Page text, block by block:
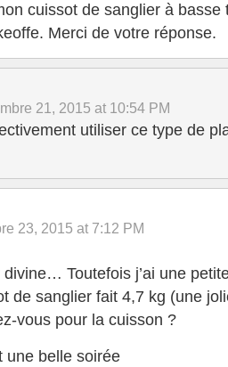
cuissot de sanglier à
Merci de votre réponse.
21, 2015 at 10:54 PM
utiliser ce type de
23, 2015 at 7:12 PM
divine… Toutefois j’ai une
de sanglier fait 4,7 kg (une
vous pour la cuisson ?
une belle soirée